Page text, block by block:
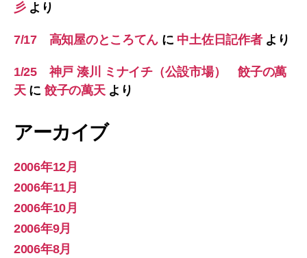
彡より
7/17 高知屋のところてん に 中土佐日記作者より
1/25 神戸 湊川 ミナイチ（公設市場） 餃子の萬
天に 餃子の萬天より
アーカイブ
2006年12月
2006年11月
2006年10月
2006年9月
2006年8月